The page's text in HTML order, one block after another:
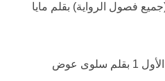
فصول الرواية) بقلم مايا
عوض